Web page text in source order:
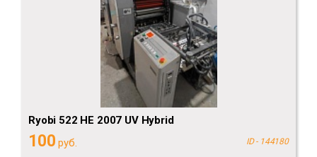
Ryobi 522 HE 2007 UV Hybrid
100 руб. ID - 144180